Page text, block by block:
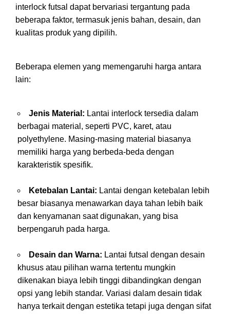
interlock futsal dapat bervariasi tergantung pada
beberapa faktor, termasuk jenis bahan, desain, dan
kualitas produk yang dipilih.
Beberapa elemen yang memengaruhi harga antara
lain:
Jenis Material: Lantai interlock tersedia dalam
berbagai material, seperti PVC, karet, atau
polyethylene. Masing-masing material biasanya
memiliki harga yang berbeda-beda dengan
karakteristik spesifik.
Ketebalan Lantai: Lantai dengan ketebalan lebih
besar biasanya menawarkan daya tahan lebih baik
dan kenyamanan saat digunakan, yang bisa
berpengaruh pada harga.
Desain dan Warna: Lantai futsal dengan desain
khusus atau pilihan warna tertentu mungkin
dikenakan biaya lebih tinggi dibandingkan dengan
opsi yang lebih standar. Variasi dalam desain tidak
hanya terkait dengan estetika tetapi juga dengan sifat